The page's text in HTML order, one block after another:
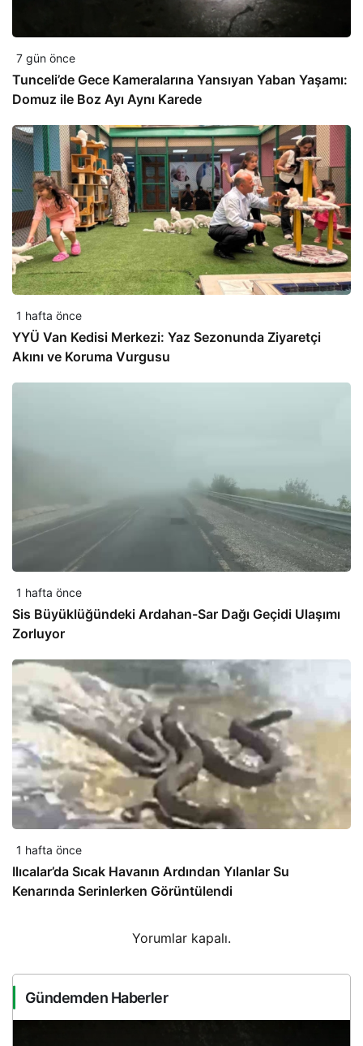
7 gün önce
Tunceli’de Gece Kameralarına Yansıyan Yaban Yaşamı:
Domuz ile Boz Ayı Aynı Karede
1 hafta önce
YYÜ Van Kedisi Merkezi: Yaz Sezonunda Ziyaretçi
Akını ve Koruma Vurgusu
1 hafta önce
Sis Büyüklüğündeki Ardahan-Sar Dağı Geçidi Ulaşımı
Zorluyor
1 hafta önce
Ilıcalar’da Sıcak Havanın Ardından Yılanlar Su
Kenarında Serinlerken Görüntülendi
Yorumlar kapalı.
Gündemden Haberler